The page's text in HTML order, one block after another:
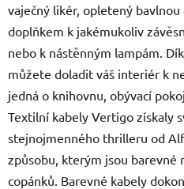
vaječný likér, opletený
doplňkem k jakémukoliv
nebo k nástěnným lampám.
můžete doladit váš interiér k
jedná o knihovnu, obývací
Textilní kabely Vertigo získaly
stejnojmenného thrilleru od
způsobu, kterým jsou barevné
copánků. Barevné kabely